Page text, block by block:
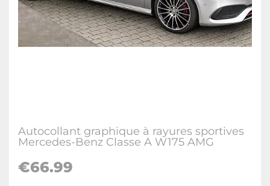
Autocollant graphique à rayures sportives
Mercedes-Benz Classe A W175 AMG
€66.99